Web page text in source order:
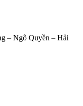
– Ngô Quyền – Hải